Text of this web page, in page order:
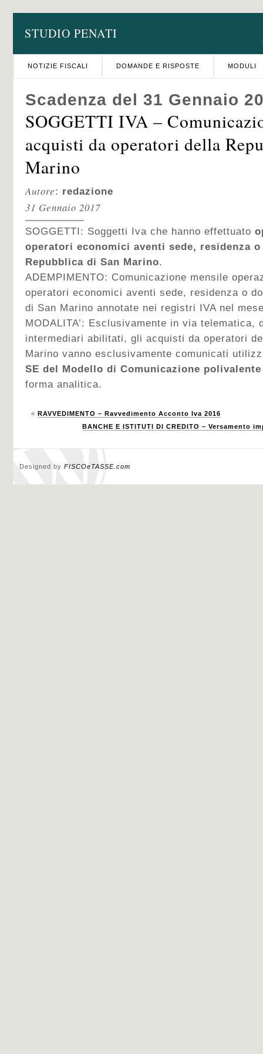
STUDIO PENATI
NOTIZIE FISCALI DOMANDE E RISPOSTE MODULI
Scadenza del 31 Gennaio
SOGGETTI IVA –
acquisti da operatori della
Marino
Autore: redazione
31 Gennaio 2017
SOGGETTI: Soggetti Iva che hanno effettuato
operatori economici aventi sede, residenza
Repubblica di San Marino.
ADEMPIMENTO: Comunicazione mensile
operatori economici aventi sede, residenza o
di San Marino annotate nei registri IVA nel
MODALITA’: Esclusivamente in via telematica,
intermediari abilitati, gli acquisti da operatori
Marino vanno esclusivamente comunicati
SE del Modello di Comunicazione polivalente
forma analitica.
« RAVVEDIMENTO – Ravvedimento Acconto Iva 2016
BANCHE E ISTITUTI DI CREDITO – Versamento
Designed by FISCOeTASSE.com